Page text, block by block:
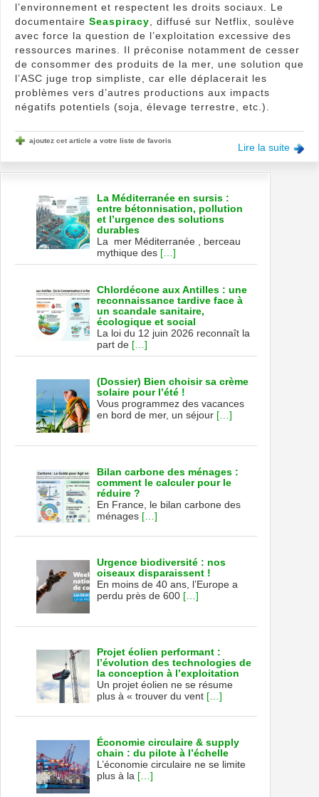
l’environnement et respectent les droits sociaux. Le
documentaire Seaspiracy , diffusé sur Netflix, soulève
avec force la question de l’exploitation excessive des
ressources marines. Il préconise notamment de cesser
de consommer des produits de la mer, une solution que
l’ASC juge trop simpliste, car elle déplacerait les
problèmes vers d’autres productions aux impacts
négatifs potentiels (soja, élevage terrestre, etc.).
Lire la suite
ajoutez cet article a votre liste de favoris
La Méditerranée en sursis :
entre bétonnisation, pollution
et l’urgence des solutions
durables
La mer Méditerranée , berceau
mythique des […]
Chlordécone aux Antilles : une
reconnaissance tardive face à
un scandale sanitaire,
écologique et social
La loi du 12 juin 2026 reconnaît la
part de […]
(Dossier) Bien choisir sa crème
solaire pour l’été !
Vous programmez des vacances
en bord de mer, un séjour […]
Bilan carbone des ménages :
comment le calculer pour le
réduire ?
En France, le bilan carbone des
ménages […]
Urgence biodiversité : nos
oiseaux disparaissent !
En moins de 40 ans, l’Europe a
perdu près de 600 […]
Projet éolien performant :
l’évolution des technologies de
la conception à l’exploitation
Un projet éolien ne se résume
plus à « trouver du vent […]
Économie circulaire & supply
chain : du pilote à l’échelle
L’économie circulaire ne se limite
plus à la […]